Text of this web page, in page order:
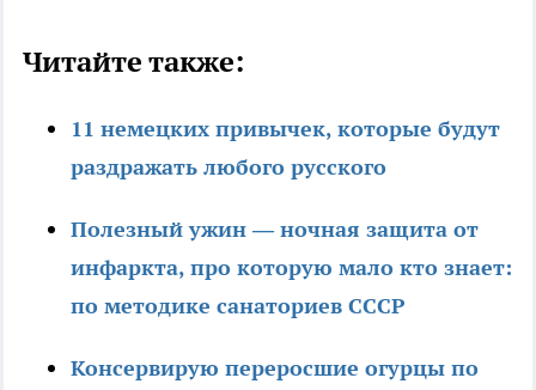
Читайте также:
11 немецких привычек, которые будут
раздражать любого русского
Полезный ужин — ночная защита от
инфаркта, про которую мало кто знает:
по методике санаториев СССР
Консервирую переросшие огурцы по